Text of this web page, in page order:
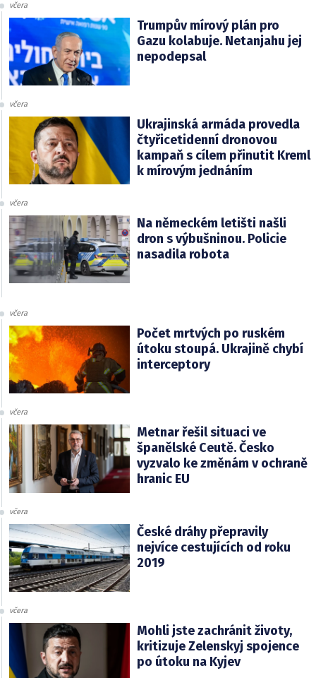
včera
Trumpův mírový plán pro
Gazu kolabuje. Netanjahu jej
nepodepsal
včera
Ukrajinská armáda provedla
čtyřicetidenní dronovou
kampaň s cílem přinutit Kreml
k mírovým jednáním
včera
Na německém letišti našli
dron s výbušninou. Policie
nasadila robota
včera
Počet mrtvých po ruském
útoku stoupá. Ukrajině chybí
interceptory
včera
Metnar řešil situaci ve
španělské Ceutě. Česko
vyzvalo ke změnám v ochraně
hranic EU
včera
České dráhy přepravily
nejvíce cestujících od roku
2019
včera
Mohli jste zachránit životy,
kritizuje Zelenskyj spojence
po útoku na Kyjev